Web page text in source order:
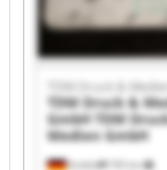
Krefeld 795 km
TDM Druck &
TDM Druck &
GmbH TDM
Medien GmbH